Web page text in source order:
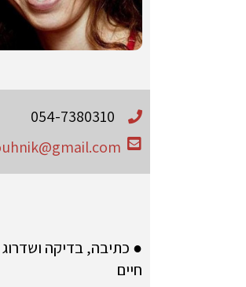
054-7380310
● כתיבה, בדיקה ושדרוג
חיים